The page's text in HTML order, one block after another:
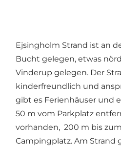
Ejsingholm Strand ist an
Bucht gelegen, etwas
Vinderup gelegen. Der
kinderfreundlich und
gibt es Ferienhäuser und
50 m vom Parkplatz
vorhanden, 200 m bis
Campingplatz. Am Strand